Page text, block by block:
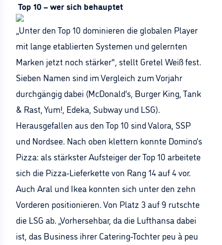
Top 10 – wer sich behauptet
„Unter den Top 10 dominieren die globalen Player
mit lange etablierten Systemen und gelernten
Marken jetzt noch stärker", stellt Gretel Weiß fest.
Sieben Namen sind im Vergleich zum Vorjahr
durchgängig dabei (McDonald‘s, Burger King, Tank
& Rast, Yum!, Edeka, Subway und LSG).
Herausgefallen aus den Top 10 sind Valora, SSP
und Nordsee. Nach oben klettern konnte Domino’s
Pizza: als stärkster Aufsteiger der Top 10 arbeitete
sich die Pizza-Lieferkette von Rang 14 auf 4 vor.
Auch Aral und Ikea konnten sich unter den zehn
Vorderen positionieren. Von Platz 3 auf 9 rutschte
die LSG ab. „Vorhersehbar, da die Lufthansa dabei
ist, das Business ihrer Catering-Tochter peu à peu